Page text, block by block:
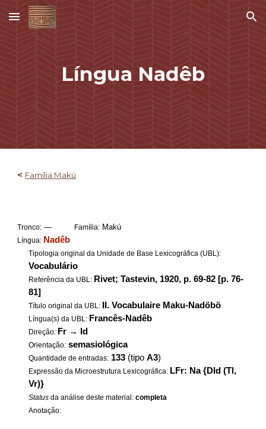
Skip to main content Skip to navigation
Língua Nadêb
< Família Makú
Tronco: — Família: Makú
Língua: Nadêb
Tipologia original da Unidade de Base Lexicográfica (UBL):
Vocabulário
Referência da UBL: Rivet; Tastevin, 1920, p. 69-82 [p. 76-
81]
Título original da UBL: II. Vocabulaire Maku-Nadöbö
Língua(s) da UBL: Francês-Nadêb
Direção: Fr → Id
Orientação: semasiológica
Quantidade de entradas: 133 (tipoA3)
Expressão da Microestrutura Lexicográfica: LFr: Na {DId (Tl,
Vr)}
Status da análise deste material:completa
Anotação: